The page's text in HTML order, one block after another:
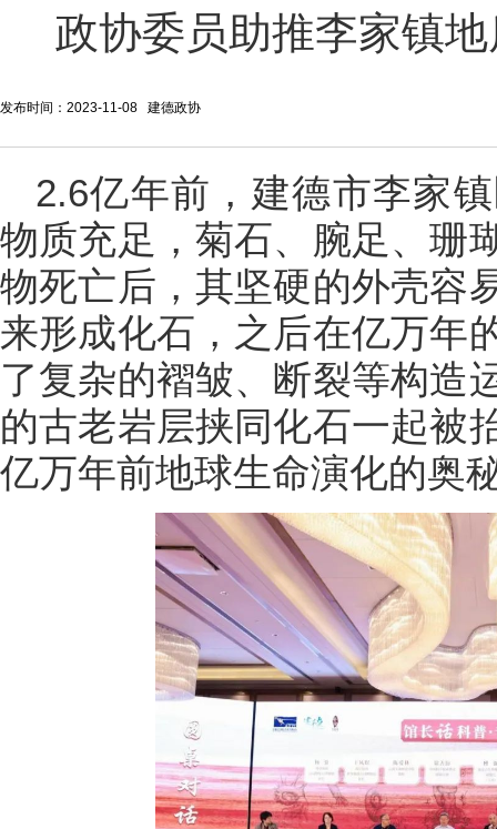
政协委员助推李家镇
发布时间：2023-11-08 建德政协
2.6亿年前，建德市李家
物质充足，菊石、腕足、珊
物死亡后，其坚硬的外壳容
来形成化石，之后在亿万年
了复杂的褶皱、断裂等构造
的古老岩层挟同化石一起被
亿万年前地球生命演化的奥